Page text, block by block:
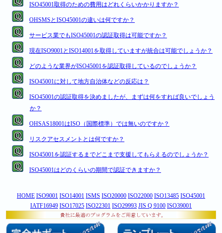
ISO45001取得のための費用はどれくらいかかりますか？
OHSMSとISO45001の違いは何ですか？
サービス業でもISO45001の認証取得は可能ですか？
現在ISO9001とISO14001を取得していますが統合は可能でしょうか？
どのような業界がISO45001を認証取得しているのでしょうか？
ISO45001に対して地方自治体などの反応は？
ISO45001の認証取得を決めましたが、まずは何をすれば良いでしょう
か？
OHSAS18001はISO（国際標準）では無いのですか？
リスクアセスメントとは何ですか？
ISO45001を認証するまでどこまで支援してもらえるのでしょうか？
ISO45001はどのくらいの期間で認証できますか？
HOME ISO9001 ISO14001 ISMS ISO20000 ISO22000 ISO13485 ISO45001
IATF16949 ISO17025 ISO22301 ISO29993 JIS Q 9100 ISO39001